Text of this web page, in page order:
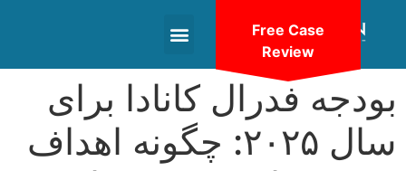
بودجه فدرال کانادا برای
سال ۲۰۲۵: چگونه اهداف
Free Case
Review